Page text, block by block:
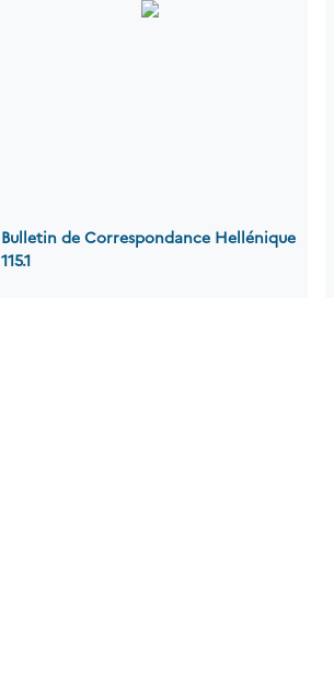
Bulletin de Correspondance Hellénique
115.1